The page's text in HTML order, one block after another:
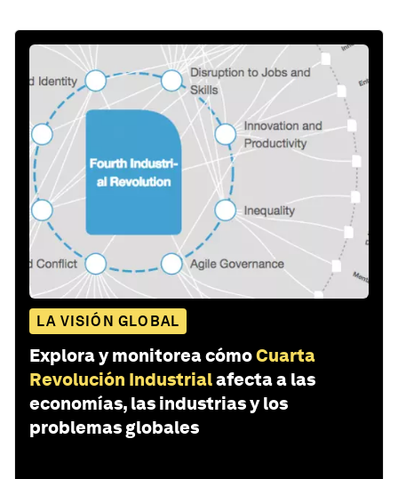
LA VISIÓN GLOBAL
Explora y monitorea cómoCuarta
Revolución Industrialafecta a las
economías, las industrias y los
problemas globales